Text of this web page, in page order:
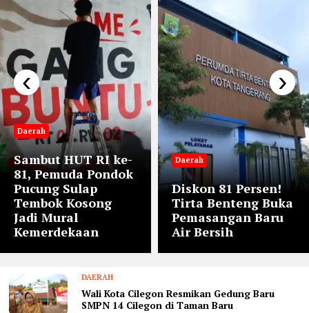
Daerah
Sambut HUT RI ke-
81, Pemuda Pondok
Pucung Sulap
Tembok Kosong
Jadi Mural
Kemerdekaan
Daerah
Diskon 81 Persen!
Tirta Benteng Buka
Pemasangan Baru
Air Bersih
‹ ›
DAERAH
Wali Kota Cilegon Resmikan Gedung Baru
SMPN 14 Cilegon di Taman Baru